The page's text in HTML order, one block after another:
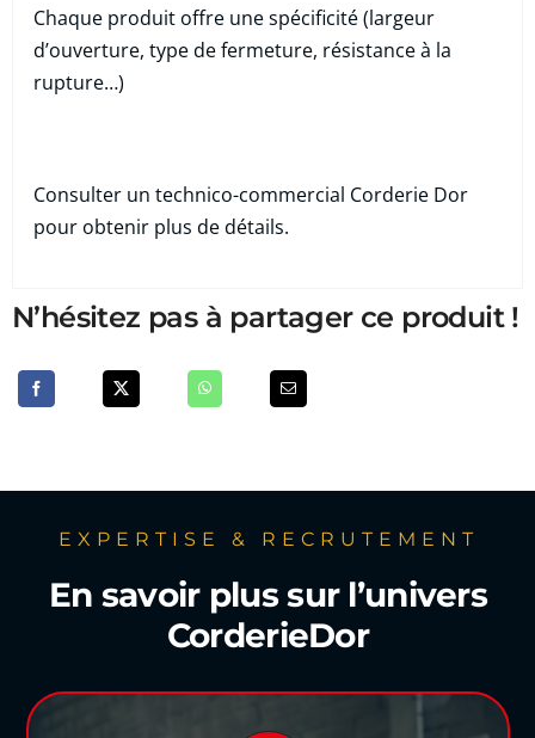
Chaque produit offre une spécificité (largeur
d’ouverture, type de fermeture, résistance à la
rupture…)
Consulter un technico-commercial Corderie Dor
pour obtenir plus de détails.
N’hésitez pas à partager ce produit !
EXPERTISE & RECRUTEMENT
En savoir plus sur l’univers
CorderieDor